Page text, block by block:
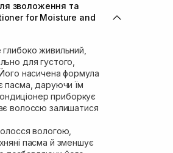
Немає в наявності!
зволоження та
for Moisture and
живильний,
для густого,
насичена формула
пасма, даруючи їм
приборкує
волоссю залишатися
вологою,
пасма й зменшує